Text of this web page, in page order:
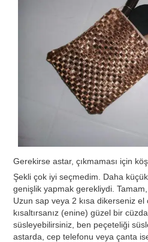
Gerekirse astar, çıkmaması için
Şekli çok iyi seçmedim. Daha
genişlik yapmak gerekliydi.
Uzun sap veya 2 kısa dikerseniz el
kısaltırsanız (enine) güzel bir
süsleyebilirsiniz, ben peçeteliği
astarda, cep telefonu veya çanta